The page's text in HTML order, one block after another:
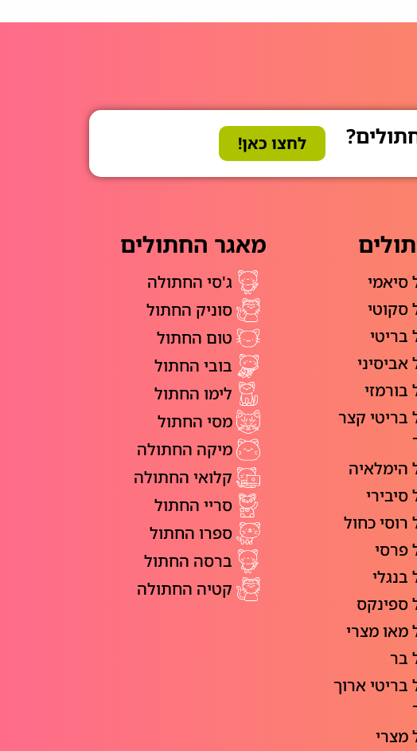
לחצו כאן!
סיאמי
סקוטי
בריטי
אביסיני
בורמזי
בריטי קצר
הימלאיה
סיבירי
רוסי כחול
פרסי
בנגלי
ספינקס
מאו מצרי
בר
בריטי ארוך
מצרי
מאגר החתולים
ג'סי החתולה
סוניק החתול
טום החתול
בובי החתול
לימו החתול
מסי החתול
מיקה החתולה
קלואי החתולה
סריי החתול
ספרו החתול
ברסה החתול
קטיה החתולה